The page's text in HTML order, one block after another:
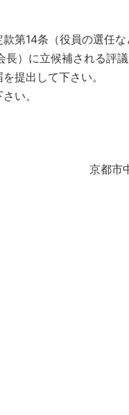
第14条（役員の選任な
長）に立候補される評
提出して下さい。
い。
京都市